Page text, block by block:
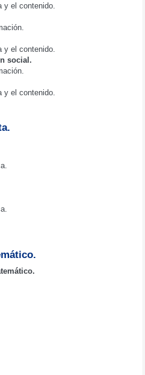
y el contenido.
y el contenido.
social.
y el contenido.